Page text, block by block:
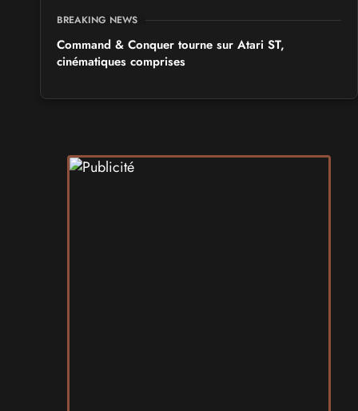
BREAKING NEWS
Command & Conquer tourne sur Atari ST,
cinématiques comprises